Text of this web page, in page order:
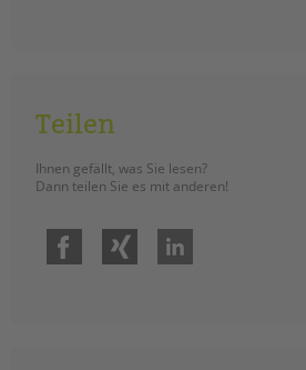
Intranet
Teilen
Ihnen gefällt, was Sie lesen?
Dann teilen Sie es mit anderen!
Facebook